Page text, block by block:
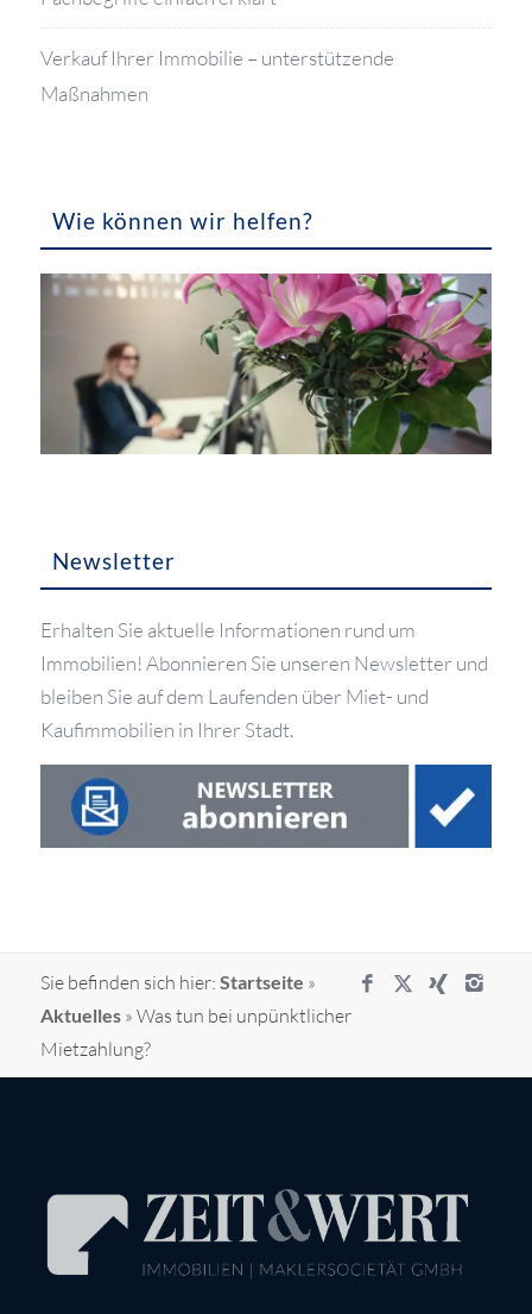
Verkauf Ihrer Immobilie – unterstützende
Maßnahmen
Wie können wir helfen?
Newsletter
Erhalten Sie aktuelle Informationen rund um
Immobilien! Abonnieren Sie unseren Newsletter und
bleiben Sie auf dem Laufenden über Miet- und
Kaufimmobilien in Ihrer Stadt.
Sie befinden sich hier: Startseite »
Aktuelles» Was tun bei unpünktlicher
Mietzahlung?